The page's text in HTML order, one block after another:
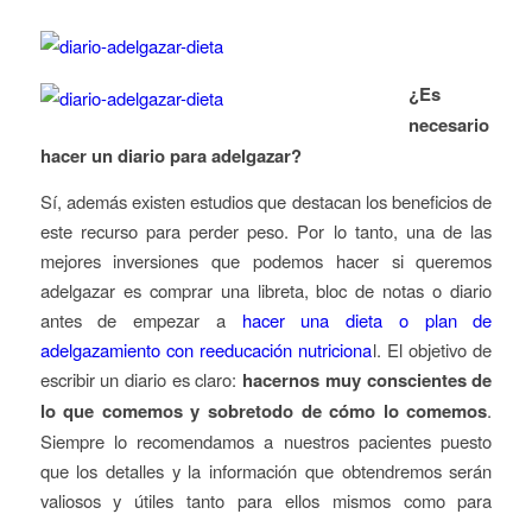
¿Es
necesario
hacer un diario para adelgazar?
Sí, además existen estudios que destacan los beneficios de
este recurso para perder peso. Por lo tanto, una de las
mejores inversiones que podemos hacer si queremos
adelgazar es comprar una libreta, bloc de notas o diario
antes de empezar a hacer una dieta o plan de
adelgazamiento con reeducación nutricional. El objetivo de
escribir un diario es claro: hacernos muy conscientes de
lo que comemos y sobretodo de cómo lo comemos.
Siempre lo recomendamos a nuestros pacientes puesto
que los detalles y la información que obtendremos serán
valiosos y útiles tanto para ellos mismos como para